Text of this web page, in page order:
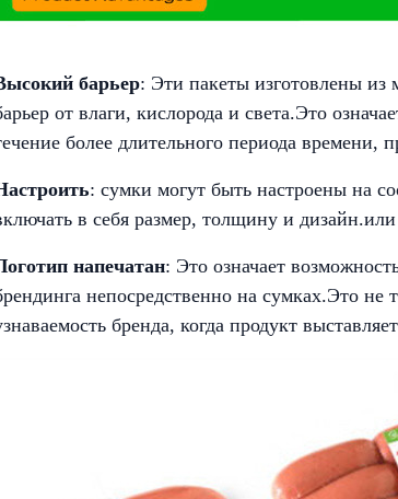
барьер: Эти пакеты изготовлены из
от влаги, кислорода и света.Это
более длительного периода времени,
: сумки могут быть настроены на
в себя размер, толщину и
напечатан: Это означает
непосредственно на сумках.Это
бренда, когда продукт